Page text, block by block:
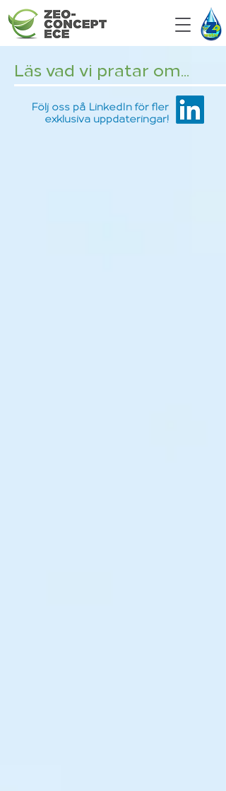
Läs vad vi pratar om...
Följ oss på LinkedIn för fler
exklusiva uppdateringar!